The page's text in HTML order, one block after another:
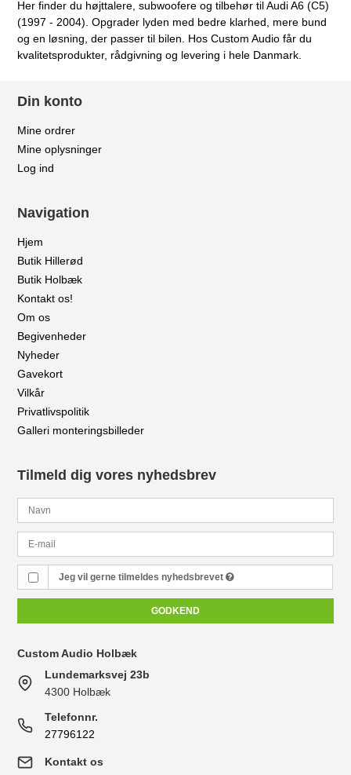
Her finder du højttalere, subwoofere og tilbehør til Audi A6 (C5)
(1997 - 2004). Opgrader lyden med bedre klarhed, mere bund
og en løsning, der passer til bilen. Hos Custom Audio får du
kvalitetsprodukter, rådgivning og levering i hele Danmark.
Din konto
Mine ordrer
Mine oplysninger
Log ind
Navigation
Hjem
Butik Hillerød
Butik Holbæk
Kontakt os!
Om os
Begivenheder
Nyheder
Gavekort
Vilkår
Privatlivspolitik
Galleri monteringsbilleder
Tilmeld dig vores nyhedsbrev
Jeg vil gerne tilmeldes nyhedsbrevet
GODKEND
Custom Audio Holbæk
Lundemarksvej 23b
4300 Holbæk
Telefonnr.
27796122
Kontakt os